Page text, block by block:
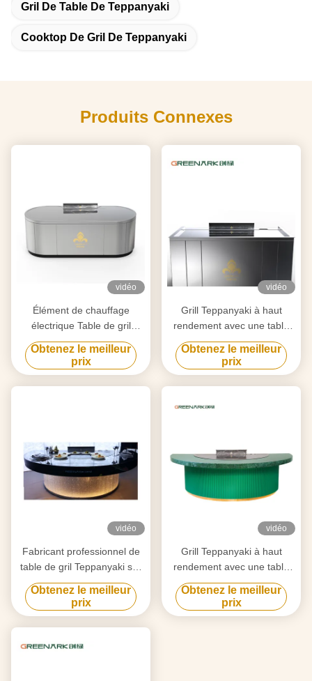
Gril De Table De Teppanyaki
Cooktop De Gril De Teppanyaki
Produits Connexes
vidéo
Élément de chauffage
électrique Table de gril
Teppanyaki pour la
purification personnalisée
selon vos besoins
Obtenez le meilleur
prix
vidéo
Grill Teppanyaki à haut
rendement avec une table
de 20 mm en acier allié de
qualité alimentaire et un
chauffage intelligent
Obtenez le meilleur
prix
vidéo
Fabricant professionnel de
table de gril Teppanyaki sur
mesure avec design gratuit
fournisseur fiable
d'équipement de gril Hibachi
Obtenez le meilleur
prix
vidéo
Grill Teppanyaki à haut
rendement avec une table
de 20 mm en acier allié de
qualité alimentaire et un
chauffage intelligent
Obtenez le meilleur
prix